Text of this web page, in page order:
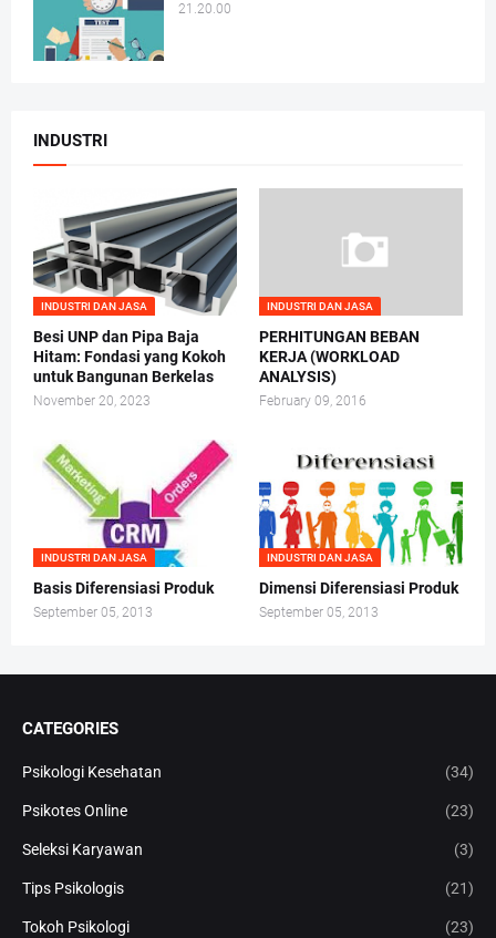
21.20.00
INDUSTRI
INDUSTRI DAN JASA
Besi UNP dan Pipa Baja
Hitam: Fondasi yang Kokoh
untuk Bangunan Berkelas
November 20, 2023
INDUSTRI DAN JASA
PERHITUNGAN BEBAN
KERJA (WORKLOAD
ANALYSIS)
February 09, 2016
INDUSTRI DAN JASA
Basis Diferensiasi Produk
September 05, 2013
INDUSTRI DAN JASA
Dimensi Diferensiasi Produk
September 05, 2013
CATEGORIES
Psikologi Kesehatan (34)
Psikotes Online (23)
Seleksi Karyawan (3)
Tips Psikologis (21)
Tokoh Psikologi (23)